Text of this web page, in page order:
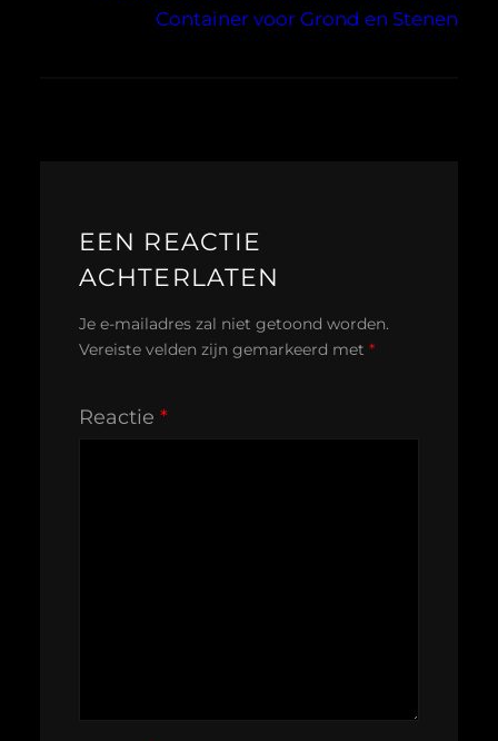
Container voor Grond en Stenen
EEN REACTIE
ACHTERLATEN
Je e-mailadres zal niet getoond worden.
Vereiste velden zijn gemarkeerd met *
Reactie *